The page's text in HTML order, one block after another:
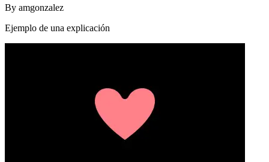
By amgonzalez
Ejemplo de una explicación